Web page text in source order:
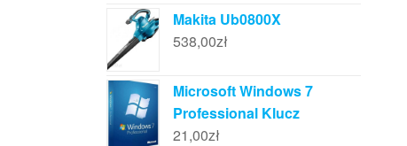
Makita Ub0800X
538,00zł
Microsoft Windows 7
Professional Klucz
21,00zł